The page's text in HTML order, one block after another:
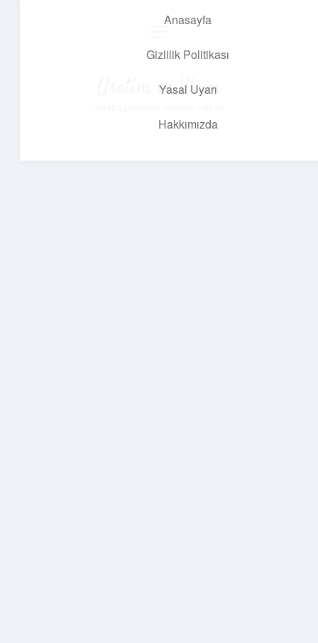
Anasayfa
Gizlilik Politikası
Yasal Uyarı
Hakkımızda
Üretim ve İlham